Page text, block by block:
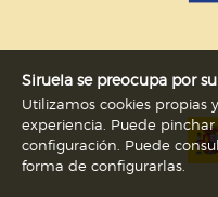
Siruela se preocupa por
Utilizamos cookies propias
experiencia. Puede
configuración. Puede
forma de configurarlas.